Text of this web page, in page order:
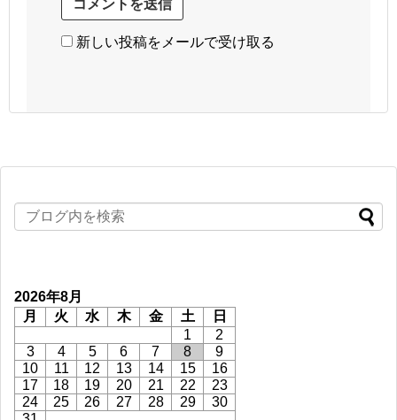
新しい投稿をメールで受け取る
2026年8月
月
火 水 木 金 土
日
1
2
3
4 5 6 7 8
9
10
11 12 13 14 15
16
17
18 19 20 21 22
23
24
25 26 27 28 29
30